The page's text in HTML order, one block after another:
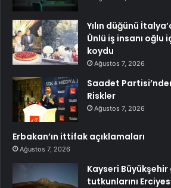
Yılın düğünü
Ünlü iş insanı
koydu
Ağustos 7, 2026
Saadet
Riskler
Ağustos 7, 2026
Erbakan’ın ittifak açıklamaları
Ağustos 7, 2026
Kayseri
tutkunlarını